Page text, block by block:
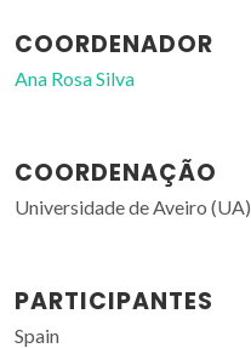
COORDENADOR
Ana Rosa Silva
COORDENAÇÃO
Universidade de Aveiro (UA)
PARTICIPANTES
Spain